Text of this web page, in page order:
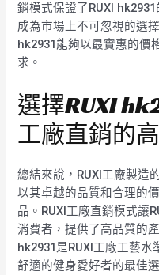
銷模式保證了RUXI
成為市場上不可忽視的選
hk2931能夠以最實惠的價
求。
選擇RUXI
工廠直銷的
總結來說，RUXI工廠製造
以其卓越的品質和合理的
品。RUXI工廠直銷模式讓
消費者，提供了高品質的
hk2931是RUXI工廠工藝
舒適的健身愛好者的最佳